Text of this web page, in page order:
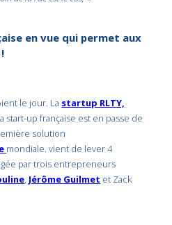
en vue qui permet aux
le jour. La startup RLTY,
start-up française est en passe de
solution
mondiale. vient de lever 4
par trois entrepreneurs
, Jérôme Guilmet et Zack